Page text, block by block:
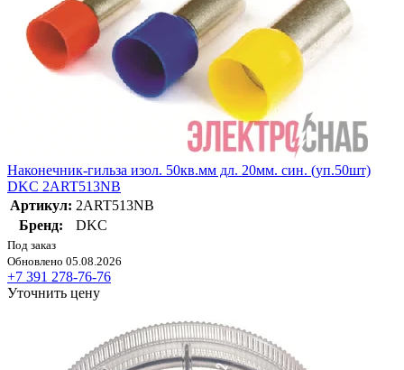
Наконечник-гильза изол. 50кв.мм дл. 20мм. син. (уп.50шт)
DKC 2ART513NB
Артикул: 2ART513NB
Бренд:
DKC
Под заказ
Обновлено 05.08.2026
+7 391 278-76-76
Уточнить цену